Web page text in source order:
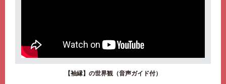
【袖縁】の世界観（音声ガイド付）